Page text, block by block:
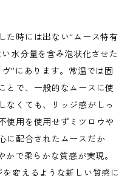
た時には出ない“ムース特有
水分量を含み泡状化させた
”にあります。常温では固
とで、一般的なムースに使
なくても、リッジ感がしっ
使用を使用せずミツロウや
に配合されたムースだか
かで柔らかな質感が実現。
変えるような新しい質感に